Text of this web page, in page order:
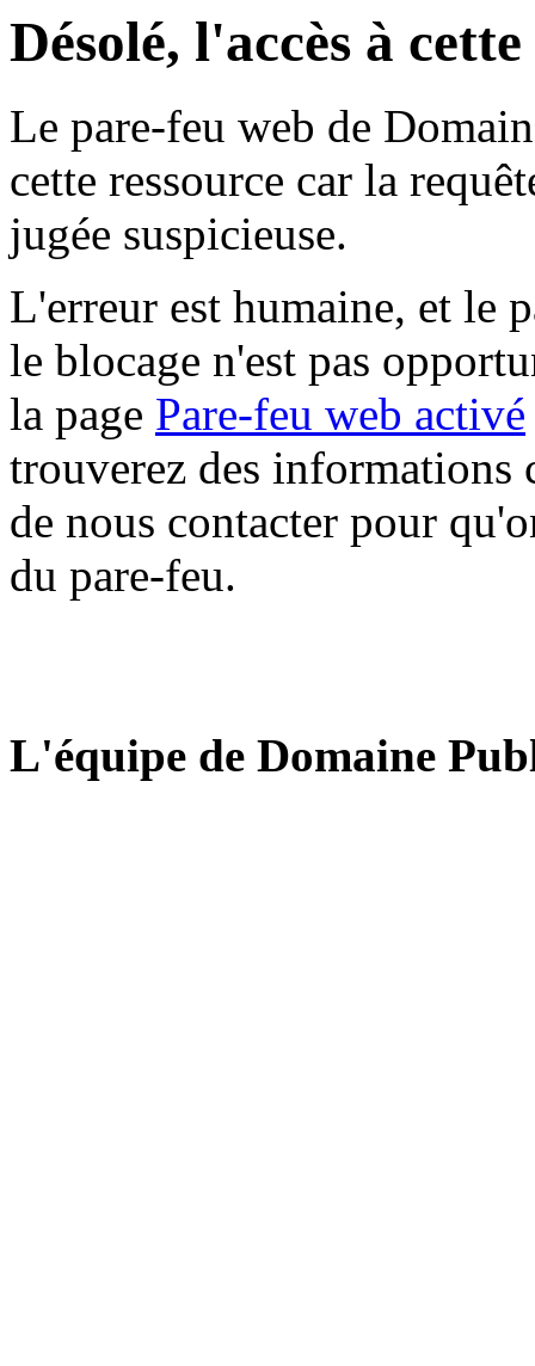
Désolé, l'accès à
Le pare-feu web de
cette ressource car la
jugée suspicieuse.
L'erreur est humaine, et le
le blocage n'est pas
la page Pare-feu web activé
trouverez des informations
de nous contacter pour
du pare-feu.
L'équipe de Domaine